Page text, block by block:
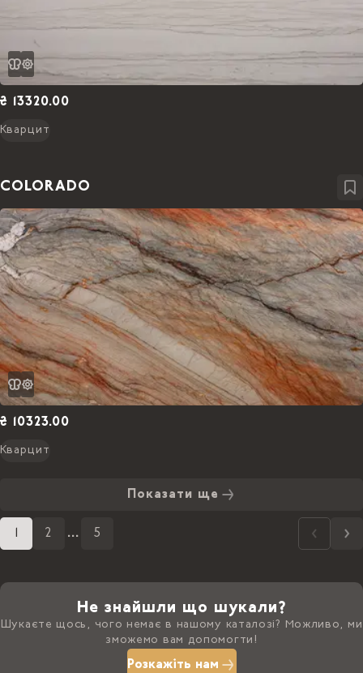
₴ 13320.00
Кварцит
COLORADO
₴ 10323.00
Кварцит
Показати ще
2 ... 5
Не знайшли що шукали?
Шукаєте щось, чого немає в нашому каталозі? Можливо, ми
зможемо вам допомогти!
Розкажіть нам